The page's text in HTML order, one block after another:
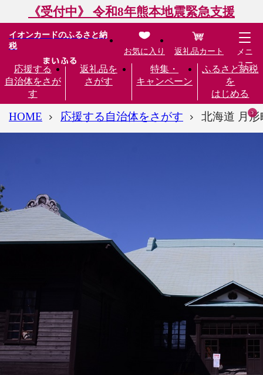
《受付中》 令和8年熊本地震緊急支援
イオンカードのふるさと納
税
応援する
自治体をさが
す
返礼品を
さがす
特集・
キャンペーン
ふるさと納税
を
はじめる
お気に入り 返礼品カート
メニ
ュー
HOME 応援する自治体をさがす 北海道 月形